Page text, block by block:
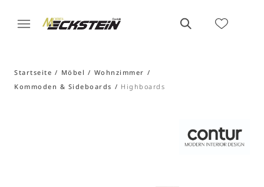
Startseite Möbel
Wohnzimmer
Kommoden & Sideboards
Highboards